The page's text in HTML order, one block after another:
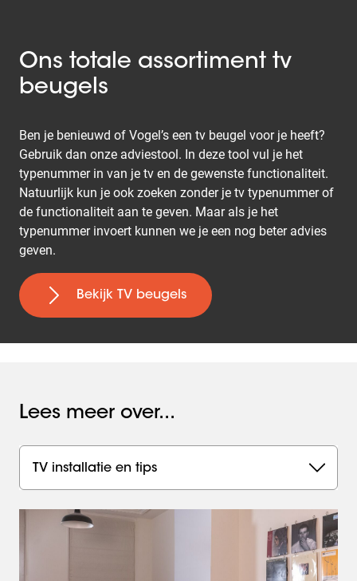
Ons totale assortiment tv
beugels
Ben je benieuwd of Vogel’s een tv beugel voor je heeft?
Gebruik dan onze adviestool. In deze tool vul je het
typenummer in van je tv en de gewenste functionaliteit.
Natuurlijk kun je ook zoeken zonder je tv typenummer of
de functionaliteit aan te geven. Maar als je het
typenummer invoert kunnen we je een nog beter advies
geven.
Bekijk TV beugels
Lees meer over...
TV installatie en tips